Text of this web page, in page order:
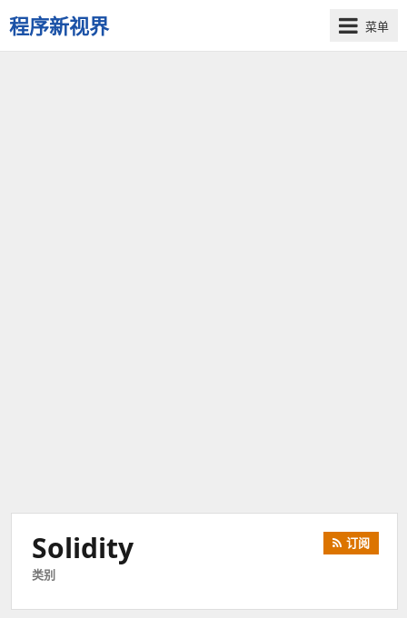
程序新视界
开
菜单
Solidity
类别
订阅